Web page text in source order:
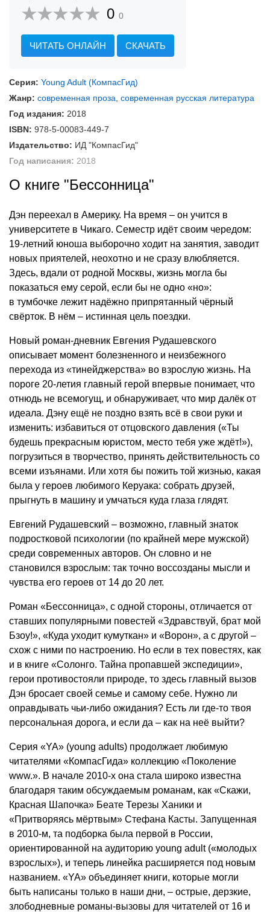
0 0
ЧИТАТЬ ОНЛАЙН СКАЧАТЬ
Серия: Young Adult (КомпасГид)
Жанр: современная проза современная русская литература
Год издания: 2018
ISBN: 978-5-00083-449-7
Издательство: ИД "КомпасГид"
Год написания: 2018
О книге "Бессонница"
Дэн переехал в Америку. На время – он учится в
университете в Чикаго. Семестр идёт своим чередом:
19-летний юноша выборочно ходит на занятия, заводит
новых приятелей, неохотно и не сразу влюбляется.
Здесь, вдали от родной Москвы, жизнь могла бы
показаться ему серой, если бы не одно «но»:
в тумбочке лежит надёжно припрятанный чёрный
свёрток. В нём – истинная цель поездки.
Новый роман-дневник Евгения Рудашевского
описывает момент болезненного и неизбежного
перехода из «тинейджерства» во взрослую жизнь. На
пороге 20-летия главный герой впервые понимает, что
отнюдь не всемогущ, и обнаруживает, что мир далёк от
идеала. Дэну ещё не поздно взять всё в свои руки и
изменить: избавиться от отцовского давления («Ты
будешь прекрасным юристом, место тебя уже ждёт!»),
погрузиться в творчество, принять действительность со
всеми изъянами. Или хотя бы пожить той жизнью, какая
была у героев любимого Керуака: собрать друзей,
прыгнуть в машину и умчаться куда глаза глядят.
Евгений Рудашевский – возможно, главный знаток
подростковой психологии (по крайней мере мужской)
среди современных авторов. Он словно и не
становился взрослым: так точно воссозданы мысли и
чувства его героев от 14 до 20 лет.
Роман «Бессонница», с одной стороны, отличается от
ставших популярными повестей «Здравствуй, брат мой
Бзоу!», «Куда уходит кумуткан» и «Ворон», а с другой –
схож с ними по настроению. Но если в тех повестях, как
и в книге «Солонго. Тайна пропавшей экспедиции»,
герои противостояли природе, то здесь главный вызов
Дэн бросает своей семье и самому себе. Нужно ли
оправдывать чьи-либо ожидания? Есть ли где-то твоя
персональная дорога, и если да – как на неё выйти?
Серия «YA» (young adults) продолжает любимую
читателями «КомпасГида» коллекцию «Поколение
www.». В начале 2010-х она стала широко известна
благодаря таким обсуждаемым романам, как «Скажи,
Красная Шапочка» Беате Терезы Ханики и
«Притворяясь мёртвым» Стефана Касты. Запущенная
в 2010-м, та подборка была первой в России,
ориентированной на аудиторию young adult («молодых
взрослых»), и теперь линейка расширяется под новым
названием. «YA» объединяет книги, которые могли
быть написаны только в наши дни, – острые, дерзкие,
злободневные романы-вызовы для читателей от 16 и